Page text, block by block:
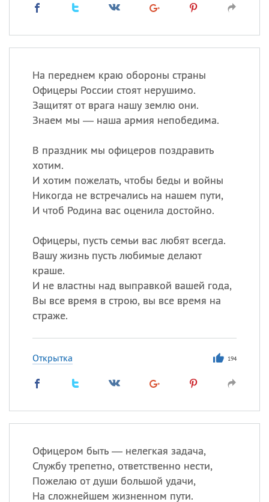
На переднем краю обороны страны
Офицеры России стоят нерушимо.
Защитят от врага нашу землю они.
Знаем мы — наша армия непобедима.
В праздник мы офицеров поздравить
хотим.
И хотим пожелать, чтобы беды и войны
Никогда не встречались на нашем пути,
И чтоб Родина вас оценила достойно.
Офицеры, пусть семьи вас любят всегда.
Вашу жизнь пусть любимые делают
краше.
И не властны над выправкой вашей года,
Вы все время в строю, вы все время на
страже.
Открытка 194
Офицером быть — нелегкая задача,
Службу трепетно, ответственно нести,
Пожелаю от души большой удачи,
На сложнейшем жизненном пути.